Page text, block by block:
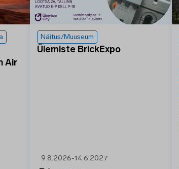
Air
Näitus/Muuseum
Ülemiste BrickExpo
9.8.2026-14.6.2027